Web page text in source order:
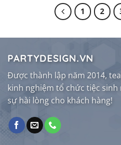
1 2
PARTYDESIGN.VN
Được thành lập năm 2014,
kinh nghiệm tổ chức tiệc sinh
sự hài lòng cho khách hàng!